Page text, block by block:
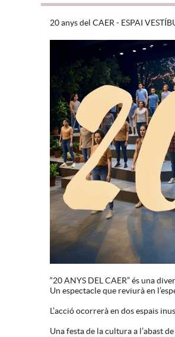
20 anys del CAER - ESPAI
“20 ANYS DEL CAER” és una
Un espectacle que reviurà en
L’acció ocorrerà en dos espais
Una festa de la cultura a l’abast